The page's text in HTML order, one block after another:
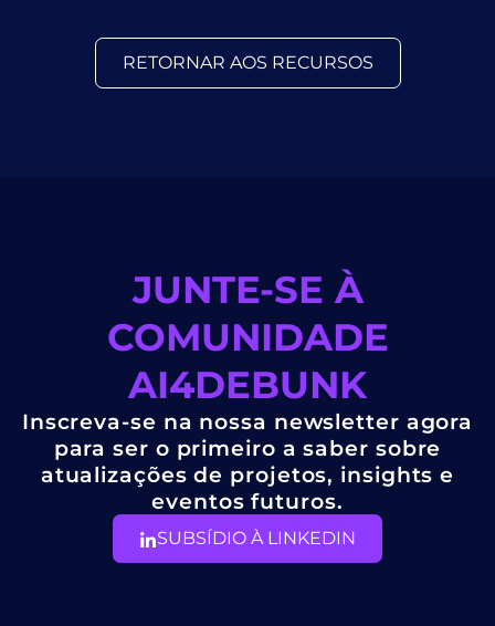
RETORNAR AOS RECURSOS
JUNTE-SE À
COMUNIDADE
AI4DEBUNK
Inscreva-se na nossa newsletter agora
para ser o primeiro a saber sobre
atualizações de projetos, insights e
eventos futuros.
SUBSÍDIO À LINKEDIN